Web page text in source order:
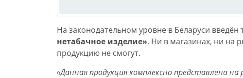
На законодательном уровне в Беларуси введён
нетабачное изделие». Ни в магазинах, ни на
продукцию не смогут.
«Данная продукция комплексно представлена